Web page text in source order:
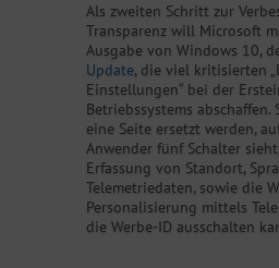
Als zweiten Schritt zur
Transparenz will Microsoft
Ausgabe von Windows 10,
Update, die viel kritisierten
Einstellungen“ bei der
Betriebssystems abschaffen.
eine Seite ersetzt werden,
Anwender fünf Schalter
Erfassung von Standort,
Telemetriedaten, sowie die
Personalisierung mittels
die Werbe-ID ausschalten